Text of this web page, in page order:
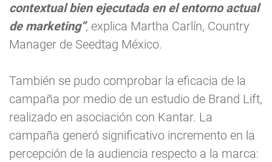
contextual bien ejecutada en el entorno actual
de marketing”, explica Martha Carlín, Country
Manager de Seedtag México.
También se pudo comprobar la eficacia de la
campaña por medio de un estudio de Brand Lift,
realizado en asociación con Kantar. La
campaña generó significativo incremento en la
percepción de la audiencia respecto a la marca: